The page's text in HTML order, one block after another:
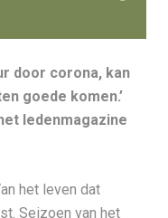
door corona, kan
goede komen.’
ledenmagazine
het leven dat
Seizoen van het